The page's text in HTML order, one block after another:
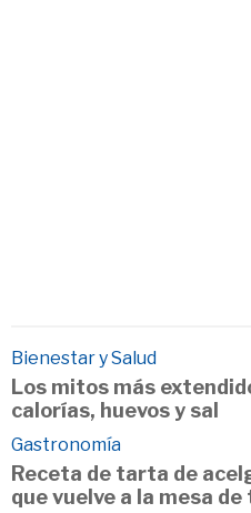
Bienestar y Salud
Los mitos más
calorías, huevos y sal
Gastronomía
Receta de tarta de
que vuelve a la mesa